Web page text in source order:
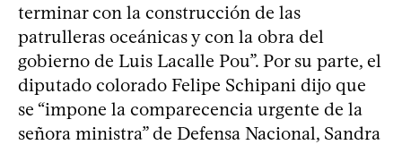
terminar con la construcción de las
patrulleras oceánicas y con la obra del
gobierno de Luis Lacalle Pou”. Por su parte, el
diputado colorado Felipe Schipani dijo que
se “impone la comparecencia urgente de la
señora ministra” de Defensa Nacional, Sandra